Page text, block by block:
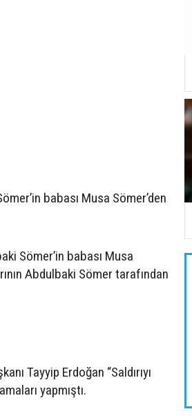
babası Musa Sömer’den
Sömer’in babası Musa
Abdulbaki Sömer tarafından
Tayyip Erdoğan “Saldırıyı
yapmıştı.